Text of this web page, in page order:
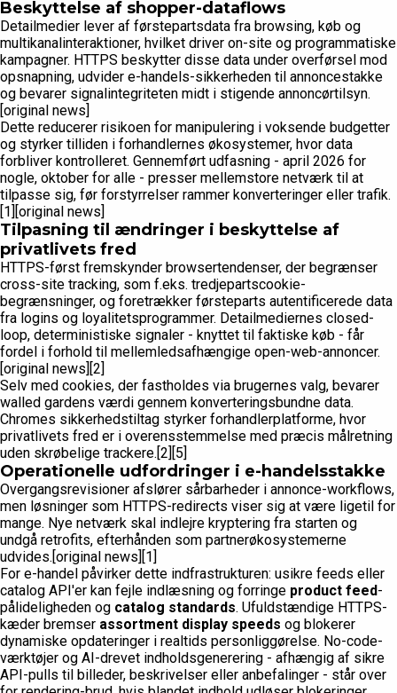
Beskyttelse af shopper-dataflows
Detailmedier lever af førstepartsdata fra browsing, køb og
multikanalinteraktioner, hvilket driver on-site og programmatiske
kampagner. HTTPS beskytter disse data under overførsel mod
opsnapning, udvider e-handels-sikkerheden til annoncestakke
og bevarer signalintegriteten midt i stigende annoncørtilsyn.
[original news]
Dette reducerer risikoen for manipulering i voksende budgetter
og styrker tilliden i forhandlernes økosystemer, hvor data
forbliver kontrolleret. Gennemført udfasning - april 2026 for
nogle, oktober for alle - presser mellemstore netværk til at
tilpasse sig, før forstyrrelser rammer konverteringer eller trafik.
[1][original news]
Tilpasning til ændringer i beskyttelse af
privatlivets fred
HTTPS-først fremskynder browsertendenser, der begrænser
cross-site tracking, som f.eks. tredjepartscookie-
begrænsninger, og foretrækker førsteparts autentificerede data
fra logins og loyalitetsprogrammer. Detailmediernes closed-
loop, deterministiske signaler - knyttet til faktiske køb - får
fordel i forhold til mellemledsafhængige open-web-annoncer.
[original news][2]
Selv med cookies, der fastholdes via brugernes valg, bevarer
walled gardens værdi gennem konverteringsbundne data.
Chromes sikkerhedstiltag styrker forhandlerplatforme, hvor
privatlivets fred er i overensstemmelse med præcis målretning
uden skrøbelige trackere.[2][5]
Operationelle udfordringer i e-handelsstakke
Overgangsrevisioner afslører sårbarheder i annonce-workflows,
men løsninger som HTTPS-redirects viser sig at være ligetil for
mange. Nye netværk skal indlejre kryptering fra starten og
undgå retrofits, efterhånden som partnerøkosystemerne
udvides.[original news][1]
For e-handel påvirker dette indfrastrukturen: usikre feeds eller
catalog API'er kan fejle indlæsning og forringe product feed-
pålideligheden og catalog standards. Ufuldstændige HTTPS-
kæder bremser assortment display speeds og blokerer
dynamiske opdateringer i realtids personliggørelse. No-code-
værktøjer og AI-drevet indholdsgenerering - afhængig af sikre
API-pulls til billeder, beskrivelser eller anbefalinger - står over